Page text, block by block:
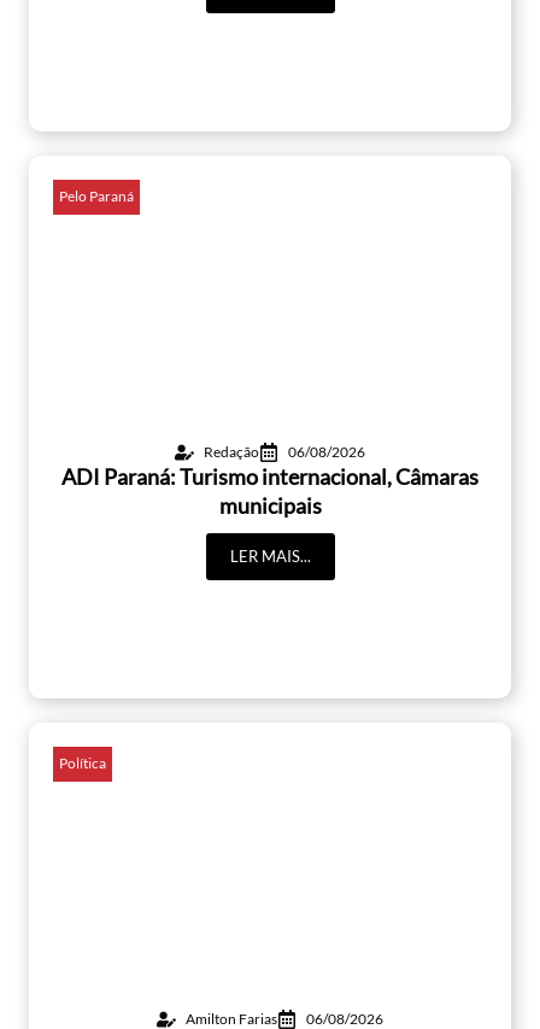
Pelo Paraná
Redação 06/08/2026
ADI Paraná: Turismo internacional, Câmaras
municipais
LER MAIS...
Política
Amilton Farias 06/08/2026